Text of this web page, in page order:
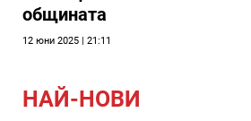
общината
12 юни 2025 | 21:11
НАЙ-НОВИ